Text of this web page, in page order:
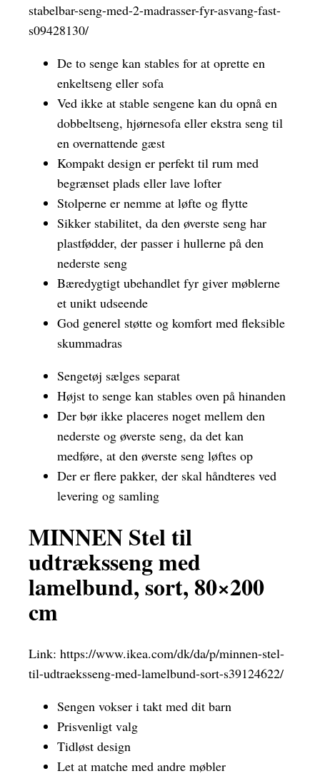
stabelbar-seng-med-2-madrasser-fyr-asvang-fast-
s09428130/
De to senge kan stables for at oprette en
enkeltseng eller sofa
Ved ikke at stable sengene kan du opnå en
dobbeltseng, hjørnesofa eller ekstra seng til
en overnattende gæst
Kompakt design er perfekt til rum med
begrænset plads eller lave lofter
Stolperne er nemme at løfte og flytte
Sikker stabilitet, da den øverste seng har
plastfødder, der passer i hullerne på den
nederste seng
Bæredygtigt ubehandlet fyr giver møblerne
et unikt udseende
God generel støtte og komfort med fleksible
skummadras
Sengetøj sælges separat
Højst to senge kan stables oven på hinanden
Der bør ikke placeres noget mellem den
nederste og øverste seng, da det kan
medføre, at den øverste seng løftes op
Der er flere pakker, der skal håndteres ved
levering og samling
MINNEN Stel til
udtræksseng med
lamelbund, sort, 80×200
cm
Link: https://www.ikea.com/dk/da/p/minnen-stel-
til-udtraeksseng-med-lamelbund-sort-s39124622/
Sengen vokser i takt med dit barn
Prisvenligt valg
Tidløst design
Let at matche med andre møbler